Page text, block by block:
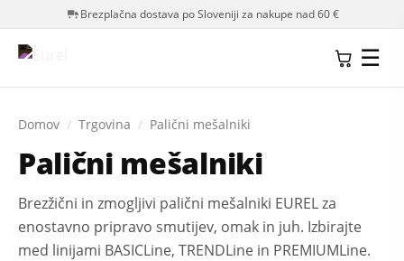
Brezplačna dostava po Sloveniji za nakupe nad 60 €
☰
Domov / Trgovina / Palični mešalniki
Palični mešalniki
Brezžični in zmogljivi palični mešalniki EUREL za
enostavno pripravo smutijev, omak in juh. Izbirajte
med linijami BASICLine, TRENDLine in PREMIUMLine.